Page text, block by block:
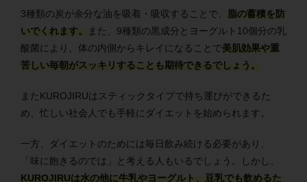
3種類の炭が余分な油を吸着・吸収することで、
脂の蓄積を防
いでくれます。
また、9種類の黒成分とヨーグルト10個分の乳
酸菌により、体の内側からキレイになることで美肌効果や重
苦しい毎朝がスッキリすることも期待できるでしょう。
またKUROJIRUはスティックタイプで持ち運びができるた
め、忙しい社会人でも手軽にダイエットを始められます。
一方、ダイエットのためには毎日飲み続ける必要があり、
「味に飽きるのでは」と考える人もいるでしょう。しかし、
KUROJIRUは水の他に牛乳やヨーグルト、豆乳でも飲めるた